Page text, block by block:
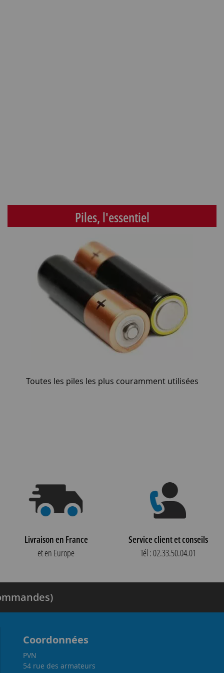
Piles, l'essentiel
Toutes les piles les plus couramment utilisées
Livraison en France
et en Europe
Service client et conseils
Tél : 02.33.50.04.01
Coordonnées
PVN
54 rue des armateurs